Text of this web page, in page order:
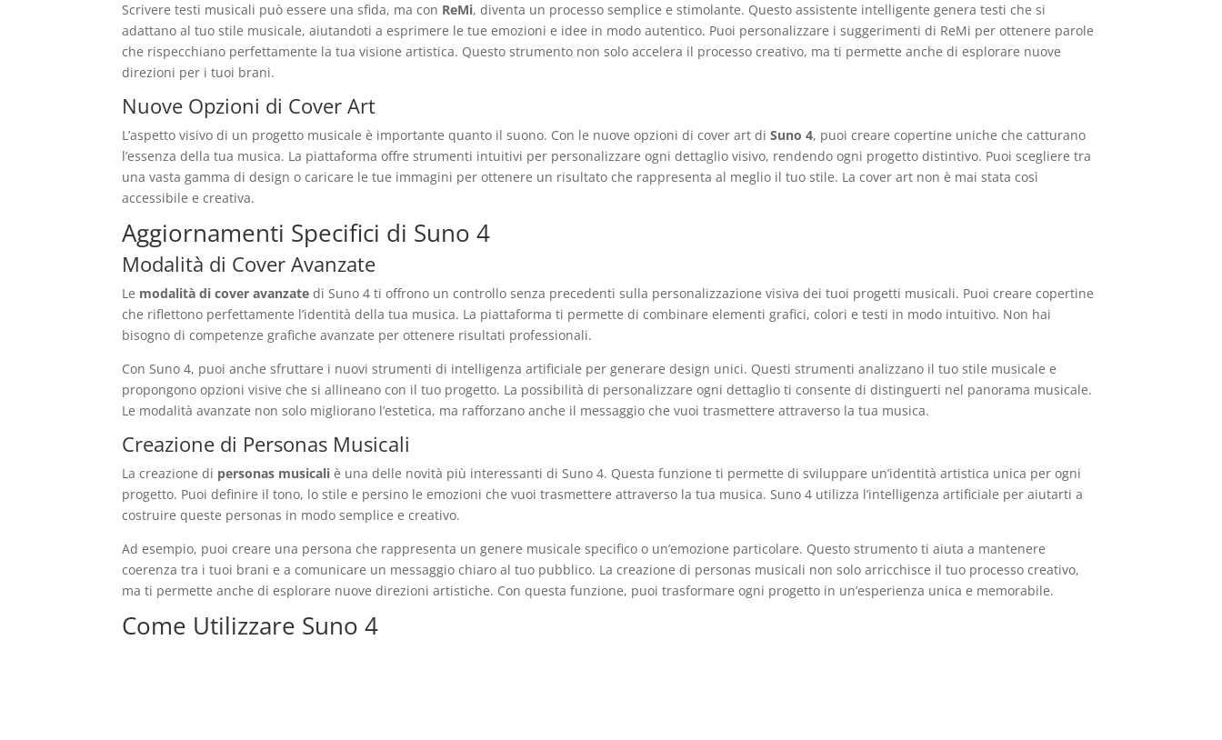
Scrivere testi musicali può essere una sfida, ma con ReMi, diventa un processo semplice e stimolante. Questo assistente intelligente genera testi che si
adattano al tuo stile musicale, aiutandoti a esprimere le tue emozioni e idee in modo autentico. Puoi personalizzare i suggerimenti di ReMi per ottenere parole
che rispecchiano perfettamente la tua visione artistica. Questo strumento non solo accelera il processo creativo, ma ti permette anche di esplorare nuove
direzioni per i tuoi brani.
Nuove Opzioni di Cover Art
L’aspetto visivo di un progetto musicale è importante quanto il suono. Con le nuove opzioni di cover art diSuno 4, puoi creare copertine uniche che catturano
l’essenza della tua musica. La piattaforma offre strumenti intuitivi per personalizzare ogni dettaglio visivo, rendendo ogni progetto distintivo. Puoi scegliere tra
una vasta gamma di design o caricare le tue immagini per ottenere un risultato che rappresenta al meglio il tuo stile. La cover art non è mai stata così
accessibile e creativa.
Aggiornamenti Specifici di Suno 4
Modalità di Cover Avanzate
Le modalità di cover avanzate di Suno 4 ti offrono un controllo senza precedenti sulla personalizzazione visiva dei tuoi progetti musicali. Puoi creare copertine
che riflettono perfettamente l’identità della tua musica. La piattaforma ti permette di combinare elementi grafici, colori e testi in modo intuitivo. Non hai
bisogno di competenze grafiche avanzate per ottenere risultati professionali.
Con Suno 4, puoi anche sfruttare i nuovi strumenti di intelligenza artificiale per generare design unici. Questi strumenti analizzano il tuo stile musicale e
propongono opzioni visive che si allineano con il tuo progetto. La possibilità di personalizzare ogni dettaglio ti consente di distinguerti nel panorama musicale.
Le modalità avanzate non solo migliorano l’estetica, ma rafforzano anche il messaggio che vuoi trasmettere attraverso la tua musica.
Creazione di Personas Musicali
La creazione di personas musicali è una delle novità più interessanti di Suno 4. Questa funzione ti permette di sviluppare un’identità artistica unica per ogni
progetto. Puoi definire il tono, lo stile e persino le emozioni che vuoi trasmettere attraverso la tua musica. Suno 4 utilizza l’intelligenza artificiale per aiutarti a
costruire queste personas in modo semplice e creativo.
Ad esempio, puoi creare una persona che rappresenta un genere musicale specifico o un’emozione particolare. Questo strumento ti aiuta a mantenere
coerenza tra i tuoi brani e a comunicare un messaggio chiaro al tuo pubblico. La creazione di personas musicali non solo arricchisce il tuo processo creativo,
ma ti permette anche di esplorare nuove direzioni artistiche. Con questa funzione, puoi trasformare ogni progetto in un’esperienza unica e memorabile.
Come Utilizzare Suno 4